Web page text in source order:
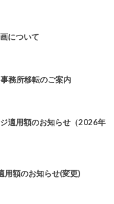
について
務所移転のご案内
適用額のお知らせ（2026年
額のお知らせ(変更)